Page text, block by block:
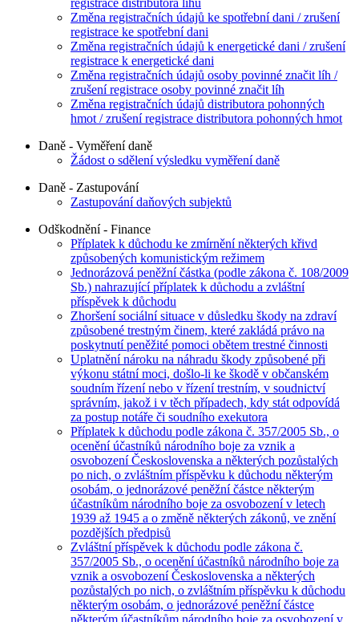
registrace distributora lihu
Změna registračních údajů ke spotřební dani / zrušení
registrace ke spotřební dani
Změna registračních údajů k energetické dani / zrušení
registrace k energetické dani
Změna registračních údajů osoby povinné značit líh /
zrušení registrace osoby povinné značit líh
Změna registračních údajů distributora pohonných
hmot / zrušení registrace distributora pohonných hmot
Daně - Vyměření daně
Žádost o sdělení výsledku vyměření daně
Daně - Zastupování
Zastupování daňových subjektů
Odškodnění - Finance
Příplatek k důchodu ke zmírnění některých křivd
způsobených komunistickým režimem
Jednorázová peněžní částka (podle zákona č. 108/2009
Sb.) nahrazující příplatek k důchodu a zvláštní
příspěvek k důchodu
Zhoršení sociální situace v důsledku škody na zdraví
způsobené trestným činem, které zakládá právo na
poskytnutí peněžité pomoci obětem trestné činnosti
Uplatnění nároku na náhradu škody způsobené při
výkonu státní moci, došlo-li ke škodě v občanském
soudním řízení nebo v řízení trestním, v soudnictví
správním, jakož i v těch případech, kdy stát odpovídá
za postup notáře či soudního exekutora
Příplatek k důchodu podle zákona č. 357/2005 Sb., o
ocenění účastníků národního boje za vznik a
osvobození Československa a některých pozůstalých
po nich, o zvláštním příspěvku k důchodu některým
osobám, o jednorázové peněžní částce některým
účastníkům národního boje za osvobození v letech
1939 až 1945 a o změně některých zákonů, ve znění
pozdějších předpisů
Zvláštní příspěvek k důchodu podle zákona č.
357/2005 Sb., o ocenění účastníků národního boje za
vznik a osvobození Československa a některých
pozůstalých po nich, o zvláštním příspěvku k důchodu
některým osobám, o jednorázové peněžní částce